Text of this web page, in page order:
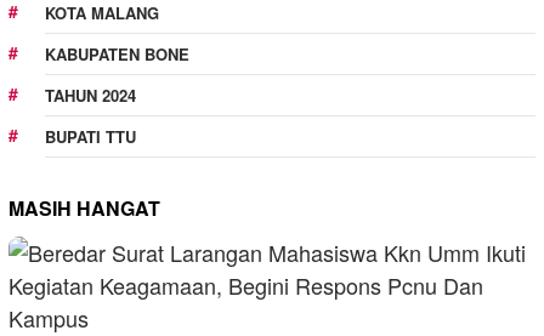
KOTA MALANG
KABUPATEN BONE
TAHUN 2024
BUPATI TTU
MASIH HANGAT